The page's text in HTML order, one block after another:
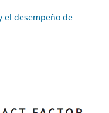
el desempeño de